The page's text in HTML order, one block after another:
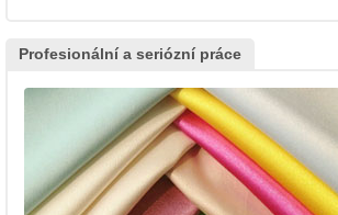
Profesionální a seriózní práce